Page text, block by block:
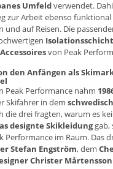
Umfeldverwendet.
zur Arbeit ebenso
auf Reisen. Die
von Peak
den Anfängen als
Peak Performance nahm
Skifahrer in dem
die drei fragten, warum es
designte Skikleidunggab,
Performance im Raum. Das
Stefan Engström, dem
Christer Mårtensson